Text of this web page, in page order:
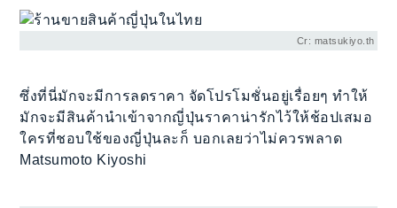
Cr: matsukiyo.th
ซึ่งที่นี่มักจะมีการลดราคา จัดโปรโมชั่นอยู่เรื่อยๆ ทำให้
มักจะมีสินค้านำเข้าจากญี่ปุ่นราคาน่ารักไว้ให้ช้อปเสมอ
ใครที่ชอบใช้ของญี่ปุ่นละก็ บอกเลยว่าไม่ควรพลาด
Matsumoto Kiyoshi